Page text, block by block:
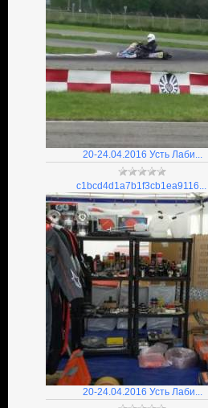
20-24.04.2016 Усть Лаби...
c1bcd4d1a7b1f3cb1ea9116...
20-24.04.2016 Усть Лаби...